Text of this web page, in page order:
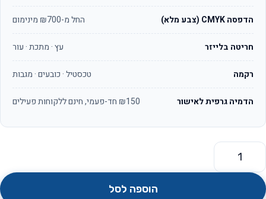
הדפסה CMYK (צבע מלא) החל מ-₪700 מינימום
חריטה בלייזר עץ · מתכת · עור
רקמה טכסטיל · כובעים · מגבות
הדמיה גרפית לאישור ₪150 חד-פעמי, חינם ללקוחות פעילים
כמות של OS7012 FUN
הוספה לסל